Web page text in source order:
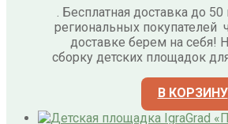
. Бесплатная доставка до
региональных покупателей
доставке берем на себя!
сборку детских площадок
В КОРЗИНУ